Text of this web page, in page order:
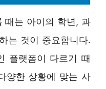
때는 아이의 학년, 과
는 것이 중요합니다.
플랫폼이 다르기 때
양한 상황에 맞는 사